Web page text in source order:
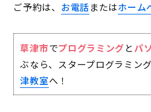
ご予約は、 お電話またはホーム
草津市でプログラミングとパ
ぶなら、スタープログラミン
津教室へ！